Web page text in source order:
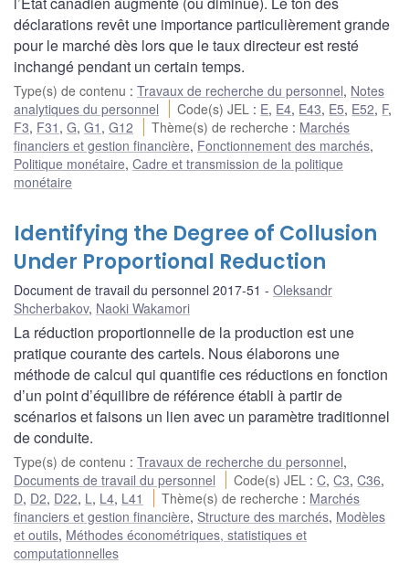
déclarations revêt une importance particulièrement grande
pour le marché dès lors que le taux directeur est resté
inchangé pendant un certain temps.
Type(s) de contenu : Travaux de recherche du personnel, Notes
analytiques du personnel
Code(s) JEL : E, E4, E43, E5, E52, F,
F3, F31 , G, G1 , G12 Thème(s) de recherche : Marchés
financiers et gestion financière, Fonctionnement des marchés,
Politique monétaire, Cadre et transmission de la politique
monétaire
Identifying the Degree of Collusion
Under Proportional Reduction
Document de travail du personnel 2017-51
Oleksandr
Shcherbakov, Naoki Wakamori
La réduction proportionnelle de la production est une
pratique courante des cartels. Nous élaborons une
méthode de calcul qui quantifie ces réductions en fonction
d’un point d’équilibre de référence établi à partir de
scénarios et faisons un lien avec un paramètre traditionnel
de conduite.
Type(s) de contenu : Travaux de recherche du personnel,
Documents de travail du personnel
Code(s) JEL :C,C3,C36,
D, D2, D22, L , L4, L41 Thème(s) de recherche : Marchés
financiers et gestion financière, Structure des marchés, Modèles
et outils, Méthodes économétriques, statistiques et
computationnelles